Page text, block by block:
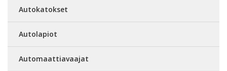
Autokatokset
Autolapiot
Automaattiavaajat